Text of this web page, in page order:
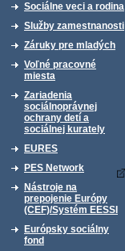
Sociálne veci a rodina
Služby zamestnanosti
Záruky pre mladých
Voľné pracovné
miesta
Zariadenia
sociálnoprávnej
ochrany detí a
sociálnej kurately
EURES
PES Network
Nástroje na
prepojenie Európy
(CEF)/Systém EESSI
Európsky sociálny
fond